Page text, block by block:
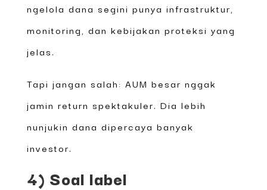
ngelola dana segini punya infrastruktur,
monitoring, dan kebijakan proteksi yang
jelas.
Tapi jangan salah: AUM besar nggak
jamin return spektakuler. Dia lebih
nunjukin dana dipercaya banyak
investor.
4) Soal label